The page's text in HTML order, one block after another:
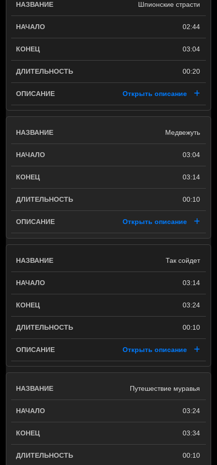
Шпионские страсти
02:44
03:04
00:20
Открыть описание
Медвежуть
03:04
03:14
00:10
Открыть описание
Так сойдет
03:14
03:24
00:10
Открыть описание
Путешествие муравья
03:24
03:34
00:10